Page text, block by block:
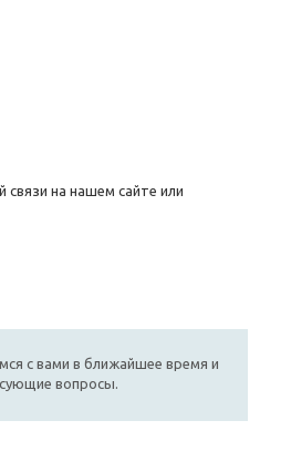
на нашем сайте или
с вами в ближайшее время и
вопросы.